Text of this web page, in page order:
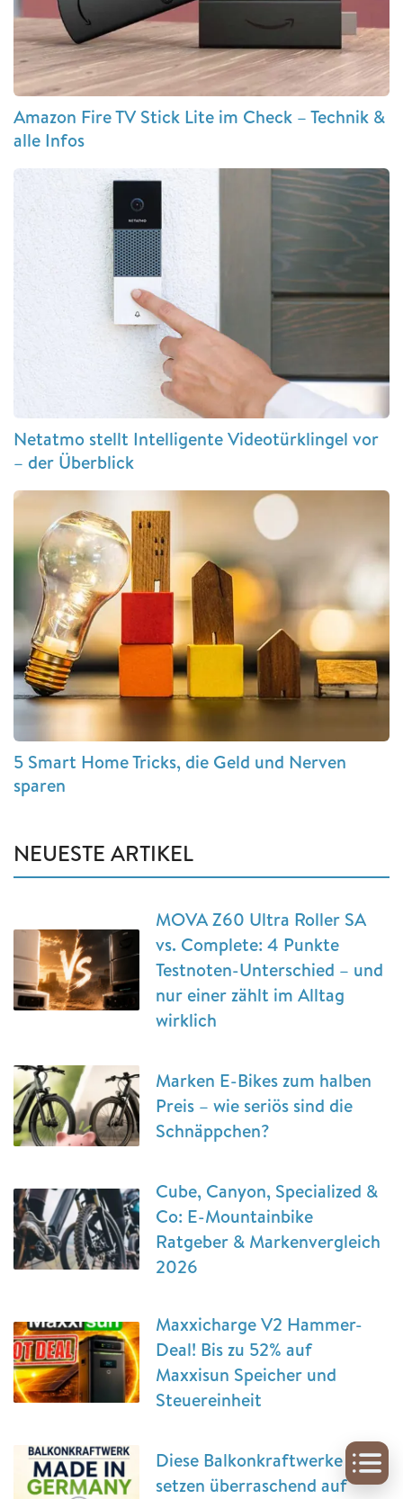
Amazon Fire TV Stick Lite im Check – Technik &
alle Infos
Netatmo stellt Intelligente Videotürklingel vor
– der Überblick
5 Smart Home Tricks, die Geld und Nerven
sparen
NEUESTE ARTIKEL
MOVA Z60 Ultra Roller SA
vs. Complete: 4 Punkte
Testnoten-Unterschied – und
nur einer zählt im Alltag
wirklich
Marken E-Bikes zum halben
Preis – wie seriös sind die
Schnäppchen?
Cube, Canyon, Specialized &
Co: E-Mountainbike
Ratgeber & Markenvergleich
2026
Maxxicharge V2 Hammer-
Deal! Bis zu 52% auf
Maxxisun Speicher und
Steuereinheit
Diese Balkonkraftwerke
setzen überraschend auf